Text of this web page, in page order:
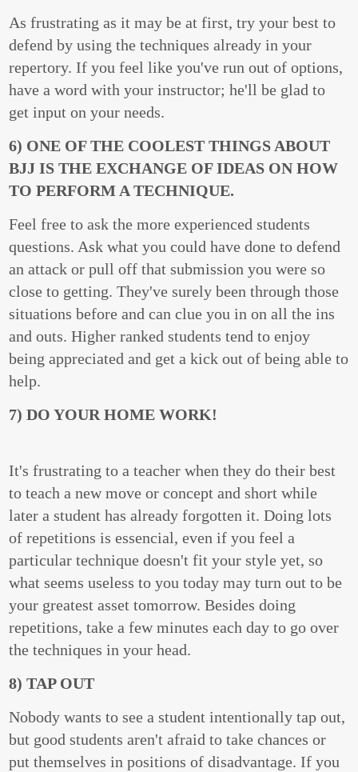
As frustrating as it may be at first, try your best to
defend by using the techniques already in your
repertory. If you feel like you've run out of options,
have a word with your instructor; he'll be glad to
get input on your needs.
6) ONE OF THE COOLEST THINGS ABOUT
BJJ IS THE EXCHANGE OF IDEAS ON HOW
TO PERFORM A TECHNIQUE.
Feel free to ask the more experienced students
questions. Ask what you could have done to defend
an attack or pull off that submission you were so
close to getting. They've surely been through those
situations before and can clue you in on all the ins
and outs. Higher ranked students tend to enjoy
being appreciated and get a kick out of being able to
help.
7) DO YOUR HOME WORK!
It's frustrating to a teacher when they do their best
to teach a new move or concept and short while
later a student has already forgotten it. Doing lots
of repetitions is essencial, even if you feel a
particular technique doesn't fit your style yet, so
what seems useless to you today may turn out to be
your greatest asset tomorrow. Besides doing
repetitions, take a few minutes each day to go over
the techniques in your head.
8) TAP OUT
Nobody wants to see a student intentionally tap out,
but good students aren't afraid to take chances or
put themselves in positions of disadvantage. If you